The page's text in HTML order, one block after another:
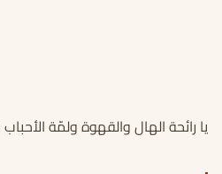
يا رائحة الهال والقهوة ولمّة